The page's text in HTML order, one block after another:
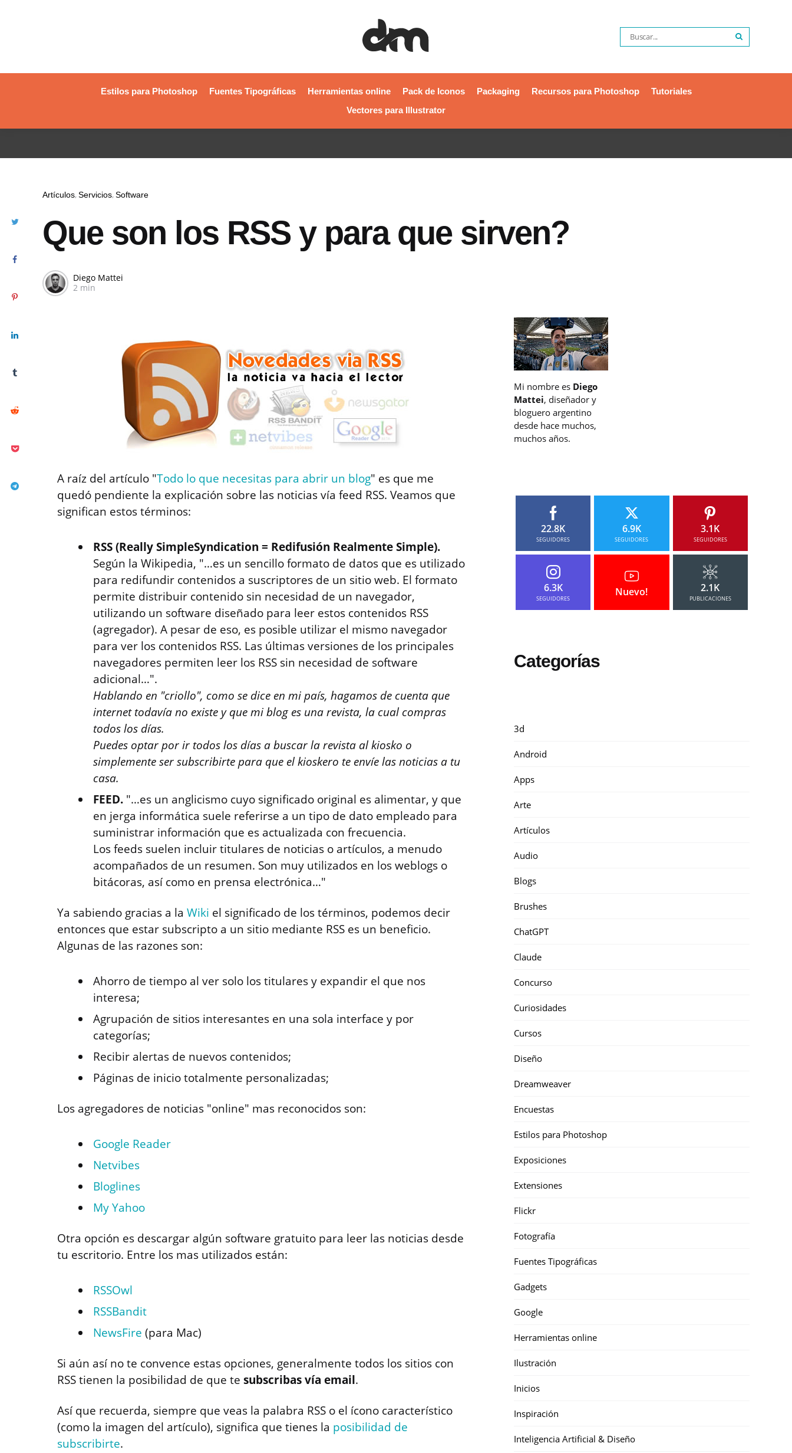
Estilos para Photoshop Fuentes Tipográficas Herramientas online Pack de Iconos Packaging Recursos para Photoshop
Tutoriales
Vectores para Illustrator
Artículos Servicios Software
Que son los RSS y para que sirven?
Diego Mattei
2 min
A raíz del artículo "Todo lo que necesitas para abrir un blog" es que me
quedó pendiente la explicación sobre las noticias vía feed RSS. Veamos que
significan estos términos:
RSS (Really SimpleSyndication = Redifusión Realmente Simple).
Según la Wikipedia, "…es un sencillo formato de datos que es utilizado
para redifundir contenidos a suscriptores de un sitio web. El formato
permite distribuir contenido sin necesidad de un navegador,
utilizando un software diseñado para leer estos contenidos RSS
(agregador). A pesar de eso, es posible utilizar el mismo navegador
para ver los contenidos RSS. Las últimas versiones de los principales
navegadores permiten leer los RSS sin necesidad de software
adicional…".
Hablando en "criollo", como se dice en mi país, hagamos de cuenta que
internet todavía no existe y que mi blog es una revista, la cual compras
todos los días.
Puedes optar por ir todos los días a buscar la revista al kiosko o
simplemente ser subscribirte para que el kioskero te envíe las noticias a tu
casa.
FEED. "…es un anglicismo cuyo significado original es alimentar, y que
en jerga informática suele referirse a un tipo de dato empleado para
suministrar información que es actualizada con frecuencia.
Los feeds suelen incluir titulares de noticias o artículos, a menudo
acompañados de un resumen. Son muy utilizados en los weblogs o
bitácoras, así como en prensa electrónica…"
Ya sabiendo gracias a la Wiki el significado de los términos, podemos decir
entonces que estar subscripto a un sitio mediante RSS es un beneficio.
Algunas de las razones son:
Ahorro de tiempo al ver solo los titulares y expandir el que nos
interesa;
Agrupación de sitios interesantes en una sola interface y por
categorías;
Recibir alertas de nuevos contenidos;
Páginas de inicio totalmente personalizadas;
Los agregadores de noticias "online" mas reconocidos son:
Google Reader
Netvibes
Bloglines
My Yahoo
Otra opción es descargar algún software gratuito para leer las noticias desde
tu escritorio. Entre los mas utilizados están:
RSSOwl
RSSBandit
NewsFire (para Mac)
Si aún así no te convence estas opciones, generalmente todos los sitios con
RSS tienen la posibilidad de que te subscribas vía email.
Así que recuerda, siempre que veas la palabra RSS o el ícono característico
(como la imagen del artículo), significa que tienes la posibilidad de
subscribirte.
Mi nombre es Diego
Mattei, diseñador y
bloguero argentino
desde hace muchos,
muchos años.
22.8K
SEGUIDORES
6.9K
SEGUIDORES
3.1K
SEGUIDORES
6.3K
SEGUIDORES
Nuevo! 2.1K
PUBLICACIONES
Categorías
3d
Android
Apps
Arte
Artículos
Audio
Blogs
Brushes
ChatGPT
Claude
Concurso
Curiosidades
Cursos
Diseño
Dreamweaver
Encuestas
Estilos para Photoshop
Exposiciones
Extensiones
Flickr
Fotografía
Fuentes Tipográficas
Gadgets
Google
Herramientas online
Ilustración
Inicios
Inspiración
Inteligencia Artificial & Diseño